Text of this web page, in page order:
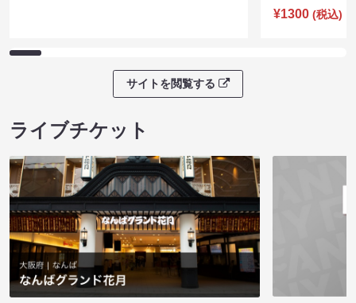
¥1300 (税込)
サイトを閲覧する
ライブチケット